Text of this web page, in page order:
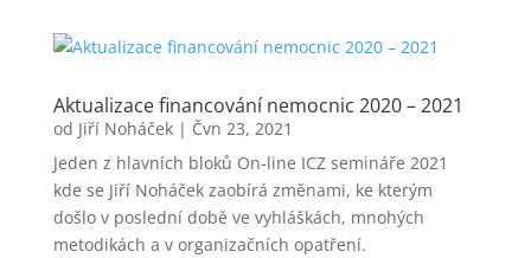
Aktualizace financování nemocnic 2020 – 2021
od Jiří Noháček| Čvn 23, 2021
Jeden z hlavních bloků On-line ICZ semináře 2021
kde se Jiří Noháček zaobírá změnami, ke kterým
došlo v poslední době ve vyhláškách, mnohých
metodikách a v organizačních opatření.